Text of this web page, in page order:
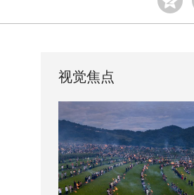
视觉焦点